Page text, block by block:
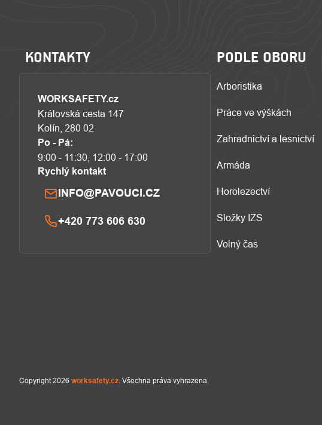
KONTAKTY
WORKSAFETY.cz
Královská cesta 147
Kolín, 280 02
Po - Pá:
9:00 - 11:30, 12:00 - 17:00
Rychlý kontakt
INFO@PAVOUCI.CZ
+420 773 606 630
PODLE OBORU
Arboristika
Práce ve výškách
Zahradnictví a lesnictví
Armáda
Horolezectví
Složky IZS
Volný čas
Copyright 2026 worksafety.cz. Všechna práva vyhrazena.